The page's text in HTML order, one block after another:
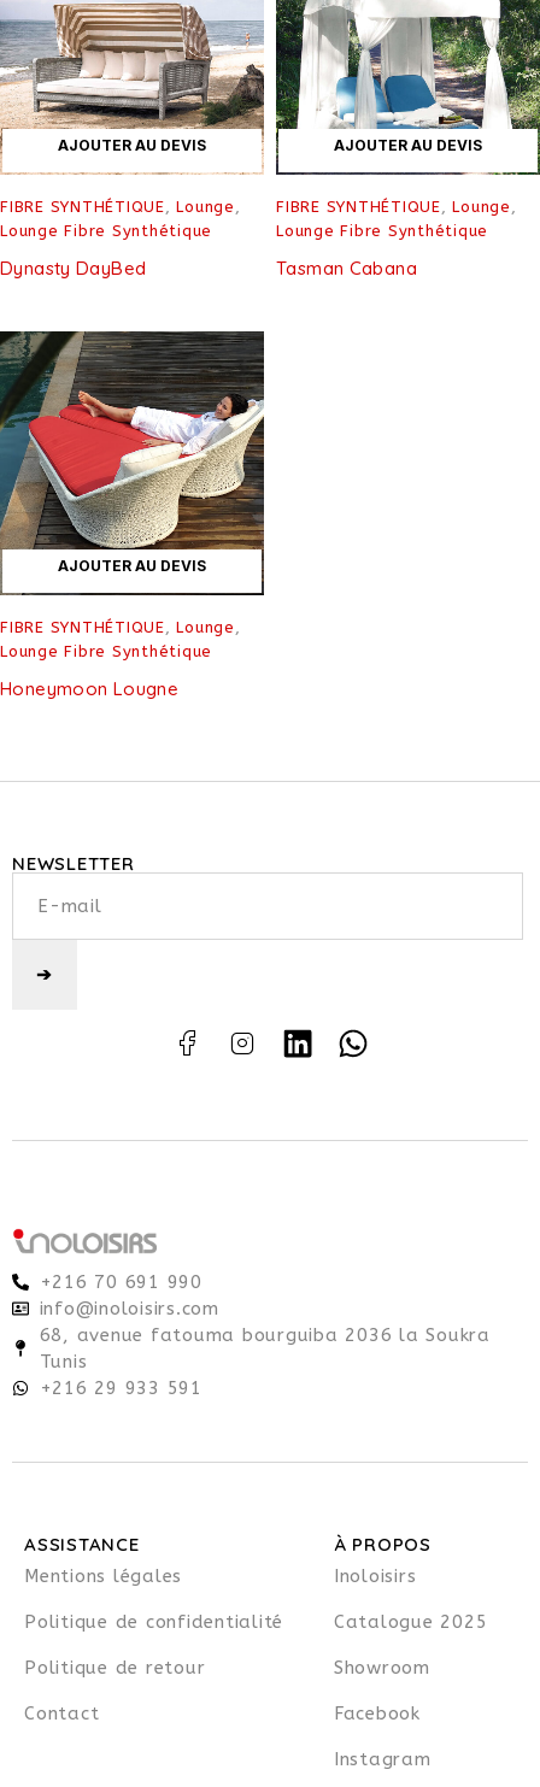
AJOUTER AU DEVIS
FIBRE SYNTHÉTIQUE,Lounge ,
Lounge Fibre Synthétique
Dynasty DayBed
AJOUTER AU DEVIS
FIBRE SYNTHÉTIQUE,Lounge ,
Lounge Fibre Synthétique
Tasman Cabana
AJOUTER AU DEVIS
FIBRE SYNTHÉTIQUE,Lounge ,
Lounge Fibre Synthétique
Honeymoon Lougne
+216 70 691 990
info@inoloisirs.com
68, avenue fatouma bourguiba 2036 la Soukra
Tunis
+216 29 933 591
À PROPOS
Inoloisirs
Catalogue 2025
Showroom
Facebook
Instagram
ASSISTANCE
Mentions légales
Politique de confidentialité
Politique de retour
Contact
NEWSLETTER